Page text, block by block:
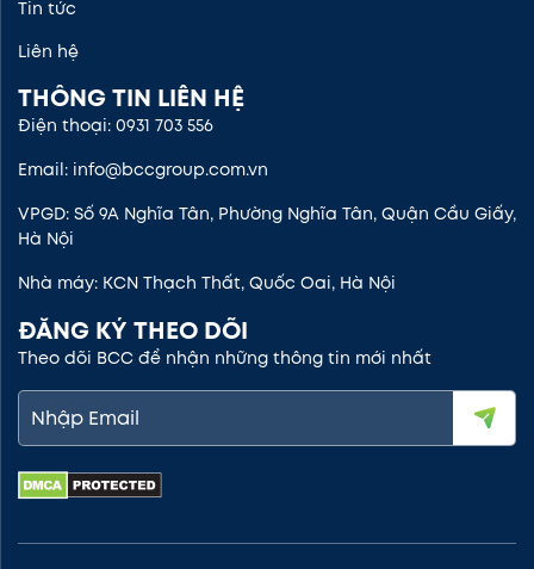
Tin tức
Liên hệ
THÔNG TIN LIÊN HỆ
Điện thoại: 0931 703 556
Email: info@bccgroup.com.vn
VPGD: Số 9A Nghĩa Tân, Phường Nghĩa Tân, Quận Cầu Giấy,
Hà Nội
Nhà máy: KCN Thạch Thất, Quốc Oai, Hà Nội
ĐĂNG KÝ THEO DÕI
Theo dõi BCC để nhận những thông tin mới nhất